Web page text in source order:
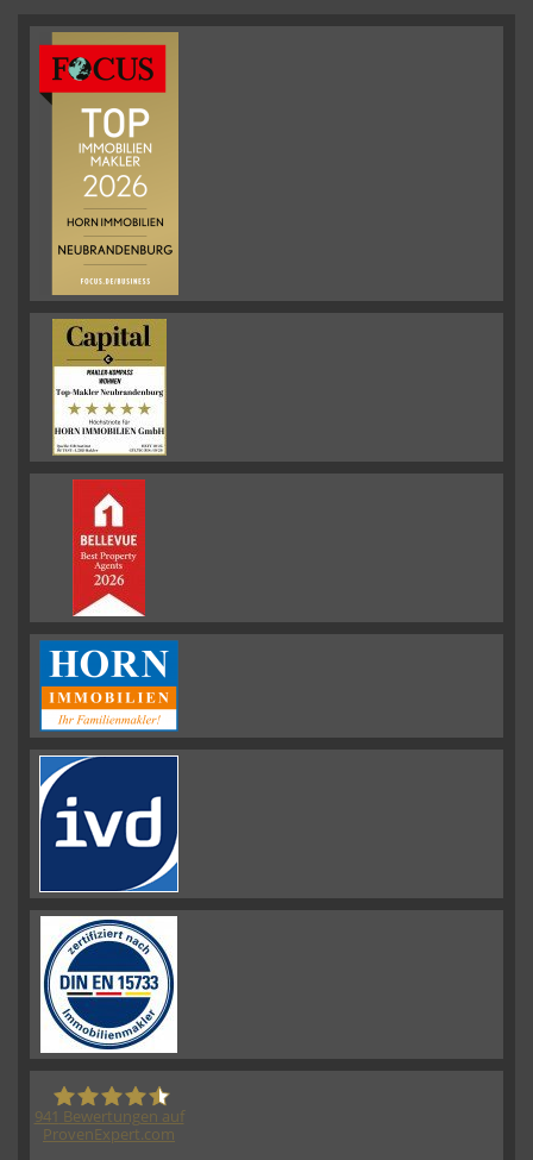
941 Bewertungen auf
ProvenExpert.com